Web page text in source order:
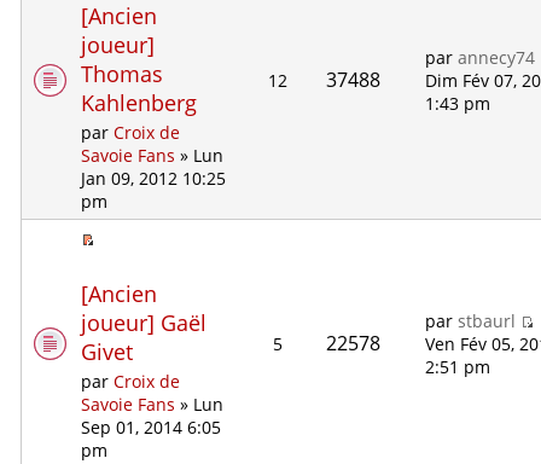
[Ancien
joueur]
Thomas
Kahlenberg
parCroix de
Savoie Fans » Lun
Jan 09, 2012 10:25
pm
12 37488
parannecy74
Dim Fév 07,
1:43 pm
[Ancien
joueur] Gaël
Givet
parCroix de
Savoie Fans » Lun
Sep 01, 2014 6:05
pm
5 22578
parstbaurl
Ven Fév 05,
2:51 pm